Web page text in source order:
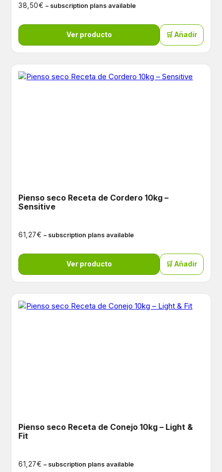
38,50€ – subscription plans available
Ver producto 🛒 Añadir
Pienso seco Receta de Cordero 10kg –
Sensitive
61,27€ – subscription plans available
Ver producto 🛒 Añadir
Pienso seco Receta de Conejo 10kg – Light &
Fit
61,27€ – subscription plans available